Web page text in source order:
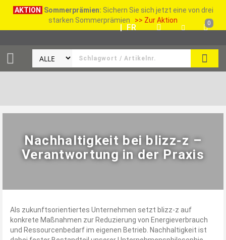
AKTION Sommerprämien: Sichern Sie sich jetzt eine von drei
starken Sommerprämien >> Zur Aktion
SUCHE
| FR 0
Nachhaltigkeit bei blizz-z –
Verantwortung in der Praxis
Als zukunftsorientiertes Unternehmen setzt blizz-z auf
konkrete Maßnahmen zur Reduzierung von Energieverbrauch
und Ressourcenbedarf im eigenen Betrieb. Nachhaltigkeit ist